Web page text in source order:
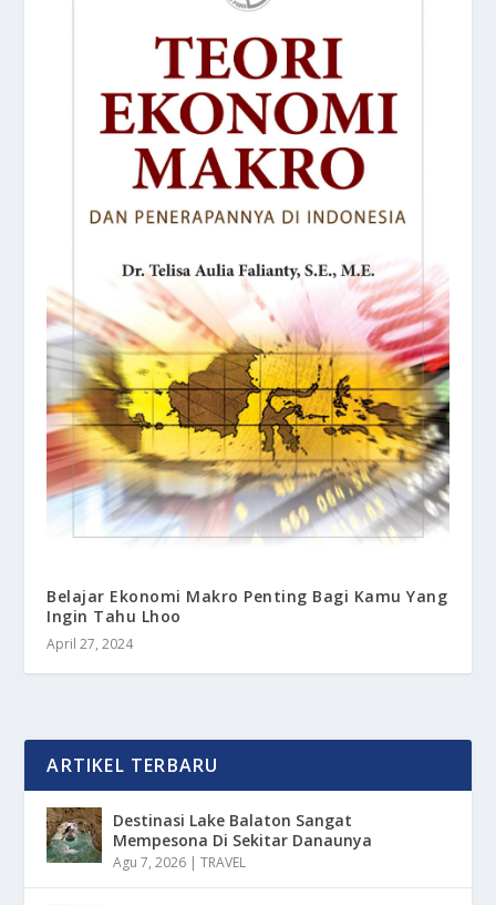
Belajar Ekonomi Makro Penting Bagi Kamu Yang
Ingin Tahu Lhoo
April 27, 2024
ARTIKEL TERBARU
Destinasi Lake Balaton Sangat
Mempesona Di Sekitar Danaunya
Agu 7, 2026 |TRAVEL